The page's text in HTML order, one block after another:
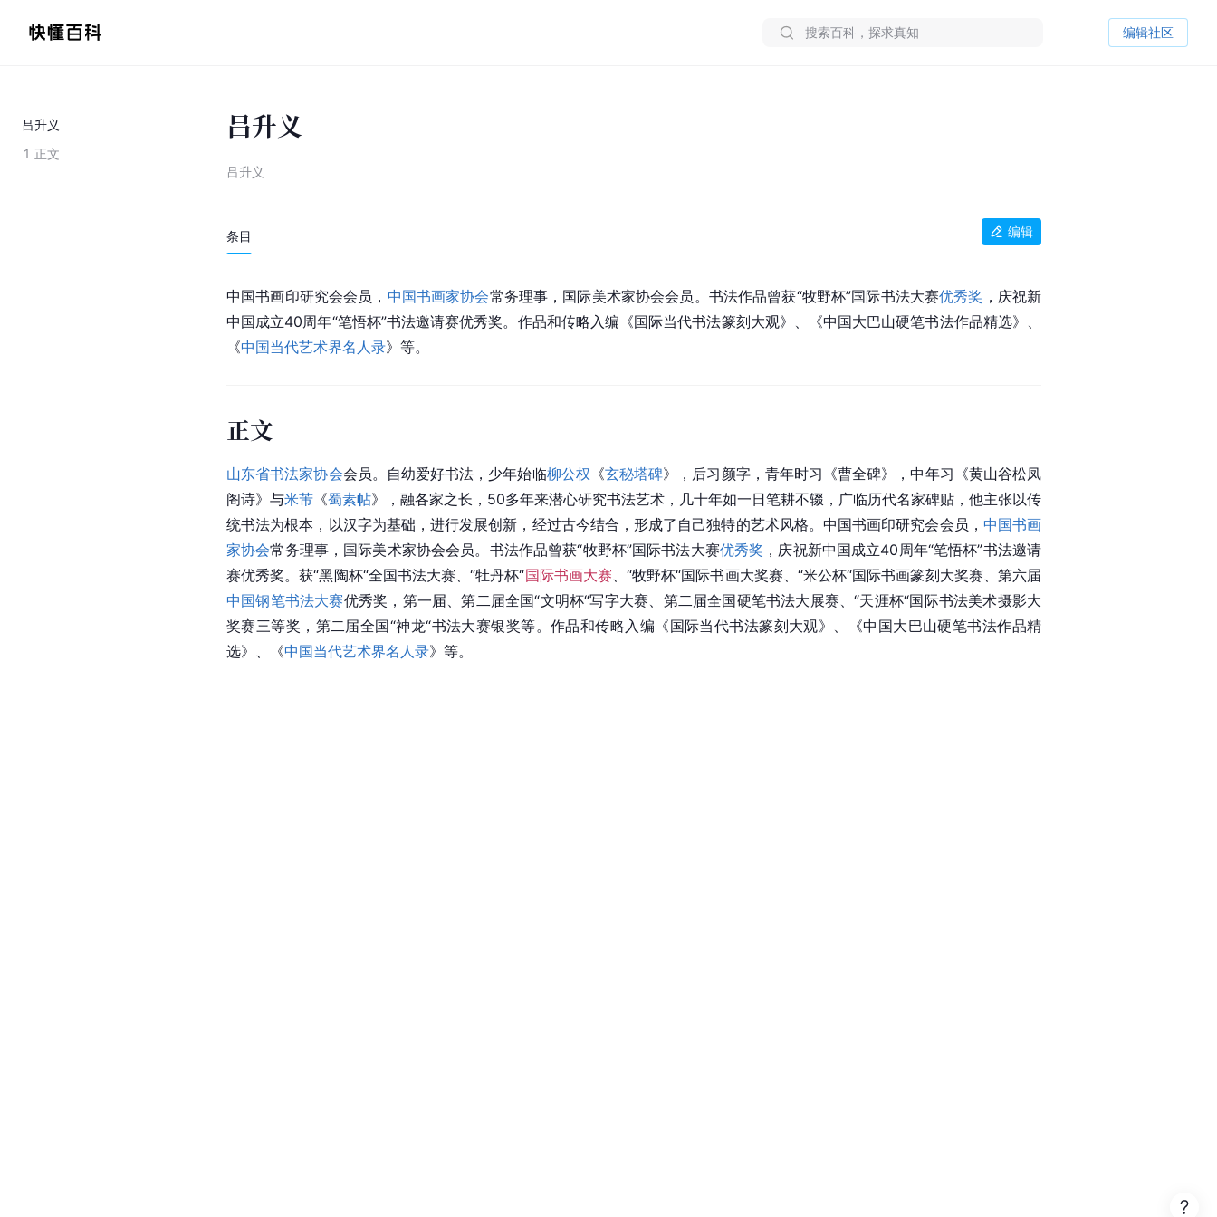
编辑社区
吕升义
1 正文
吕升义
吕升义
条目 编辑
中国书画印研究会会员， 中国书画家协会常务理事，国际美术家协会会员。书法作品曾获“牧野杯”国际书法大赛优秀奖 ，庆祝新
中国成立40周年“笔悟杯”书法邀请赛优秀奖。作品和传略入编《国际当代书法篆刻大观》、《中国大巴山硬笔书法作品精选》、
《中国当代艺术界名人录》等。
正文
山东省书法家协会会员。自幼爱好书法，少年始临柳公权 《玄秘塔碑》，后习颜字，青年时习《曹全碑》，中年习《黄山谷松凤
阁诗》与米芾 《蜀素帖》，融各家之长，50多年来潜心研究书法艺术，几十年如一日笔耕不辍，广临历代名家碑贴，他主张以传
统书法为根本，以汉字为基础，进行发展创新，经过古今结合，形成了自己独特的艺术风格。中国书画印研究会会员， 中国书画
家协会常务理事，国际美术家协会会员。书法作品曾获“牧野杯”国际书法大赛优秀奖 ，庆祝新中国成立40周年“笔悟杯”书法邀请
赛优秀奖。获“黑陶杯“全国书法大赛、“牡丹杯“国际书画大赛 、“牧野杯“国际书画大奖赛、“米公杯“国际书画篆刻大奖赛、第六届
中国钢笔书法大赛优秀奖，第一届、第二届全国“文明杯“写字大赛、第二届全国硬笔书法大展赛、“天涯杯“国际书法美术摄影大
奖赛三等奖，第二届全国“神龙“书法大赛银奖等。作品和传略入编《国际当代书法篆刻大观》、《中国大巴山硬笔书法作品精
选》、《中国当代艺术界名人录》等。